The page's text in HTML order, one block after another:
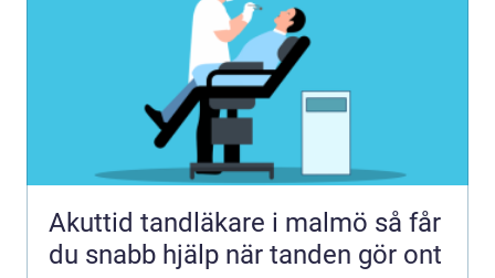
Akuttid tandläkare i malmö så får
du snabb hjälp när tanden gör ont